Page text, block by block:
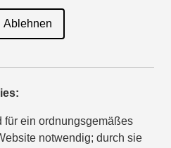
Ablehnen
für ein ordnungsgemäßes
notwendig; durch sie
Bad Oeynhausen · HRB 8180
235461114
Jan Christoph